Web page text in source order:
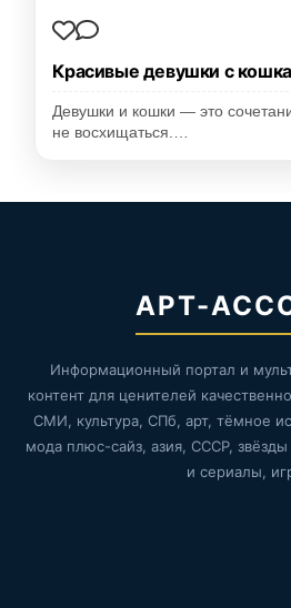
Красивые девушки с
Девушки и кошки — это
не восхищаться.…
АРТ-
Информационный портал и
контент для ценителей
СМИ, культура, СПб, арт, тёмное
мода плюс-сайз, азия, СССР,
и сериалы,